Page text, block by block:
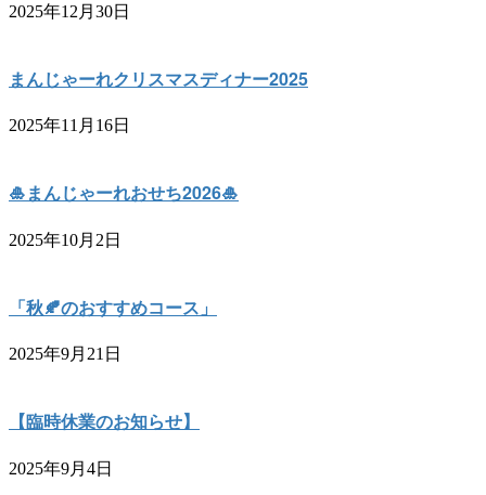
2025年12月30日
まんじゃーれクリスマスディナー2025
2025年11月16日
🎍まんじゃーれおせち2026🎍
2025年10月2日
「秋🍂のおすすめコース」
2025年9月21日
【臨時休業のお知らせ】
2025年9月4日